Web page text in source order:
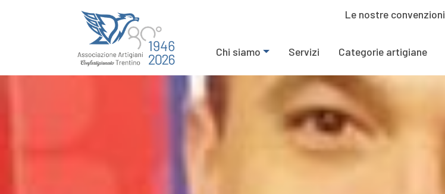
Le nostre convenzioni
Chi siamo Servizi Categorie artigiane